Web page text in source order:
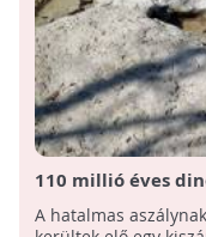
110 millió éves
aszály Texasban
A hatalmas